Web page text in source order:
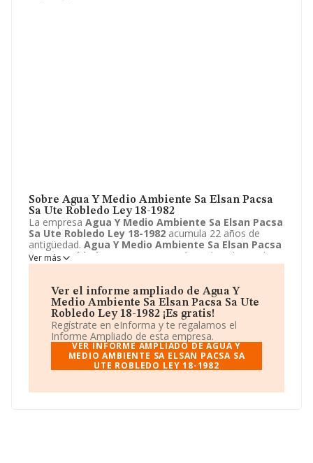
Sobre Agua Y Medio Ambiente Sa Elsan Pacsa
Sa Ute Robledo Ley 18-1982
La empresa Agua Y Medio Ambiente Sa Elsan Pacsa
Sa Ute Robledo Ley 18-1982 acumula 22 años de
antigüedad. Agua Y Medio Ambiente Sa Elsan Pacsa
Sa Ute Robledo Ley 18-1982
está emplazada en Plaza
Marcos Fernandez of 10, 4, Valladolid, Valladolid. Centra
asociativas n.c.o.p.. La empresaAgua Y Medio
Ambiente Sa Elsan Pacsa Sa Ute Robledo Ley 18-
es Unión temporal de empresas.
Ver más
Ver el informe ampliado de Agua Y
Medio Ambiente Sa Elsan Pacsa Sa Ute
Robledo Ley 18-1982 ¡Es gratis!
Regístrate en eInforma y te regalamos el
Informe Ampliado de esta empresa.
VER INFORME AMPLIADO DE AGUA Y
MEDIO AMBIENTE SA ELSAN PACSA SA
UTE ROBLEDO LEY 18-1982